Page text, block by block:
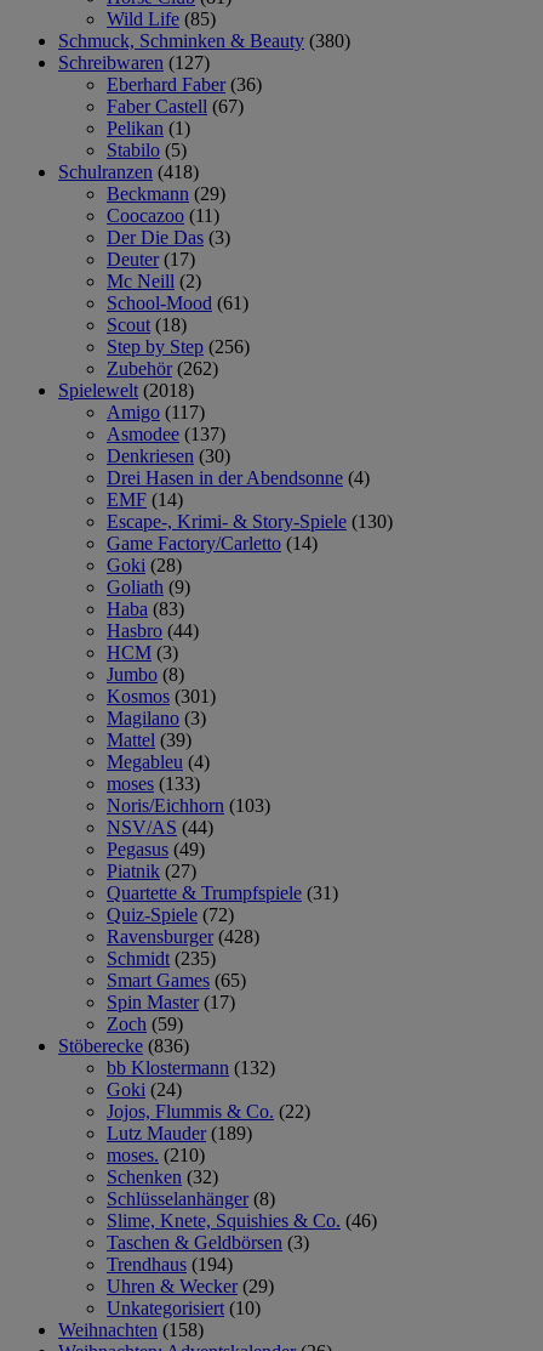
Wild Life (85)
Schmuck, Schminken & Beauty (380)
Schreibwaren (127)
Eberhard Faber (36)
Faber Castell (67)
Pelikan (1)
Stabilo (5)
Schulranzen (418)
Beckmann (29)
Coocazoo (11)
Der Die Das (3)
Deuter (17)
Mc Neill (2)
School-Mood (61)
Scout (18)
Step by Step (256)
Zubehör (262)
Spielewelt (2018)
Amigo (117)
Asmodee (137)
Denkriesen (30)
Drei Hasen in der Abendsonne (4)
EMF (14)
Escape-, Krimi- & Story-Spiele (130)
Game Factory/Carletto (14)
Goki (28)
Goliath (9)
Haba (83)
Hasbro (44)
HCM (3)
Jumbo (8)
Kosmos (301)
Magilano (3)
Mattel (39)
Megableu (4)
moses (133)
Noris/Eichhorn (103)
NSV/AS (44)
Pegasus (49)
Piatnik (27)
Quartette & Trumpfspiele (31)
Quiz-Spiele (72)
Ravensburger (428)
Schmidt (235)
Smart Games (65)
Spin Master (17)
Zoch (59)
Stöberecke (836)
bb Klostermann (132)
Goki (24)
Jojos, Flummis & Co. (22)
Lutz Mauder (189)
moses. (210)
Schenken (32)
Schlüsselanhänger (8)
Slime, Knete, Squishies & Co. (46)
Taschen & Geldbörsen (3)
Trendhaus (194)
Uhren & Wecker (29)
Unkategorisiert (10)
Weihnachten (158)